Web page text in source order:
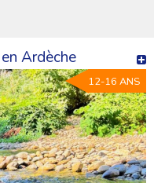
compétition.
comme le Lasergame
conçus, nos
tir de stratégie avec
le paintball comme
des experts, les
passionnants tout en
Ardèche
12-16 ANS